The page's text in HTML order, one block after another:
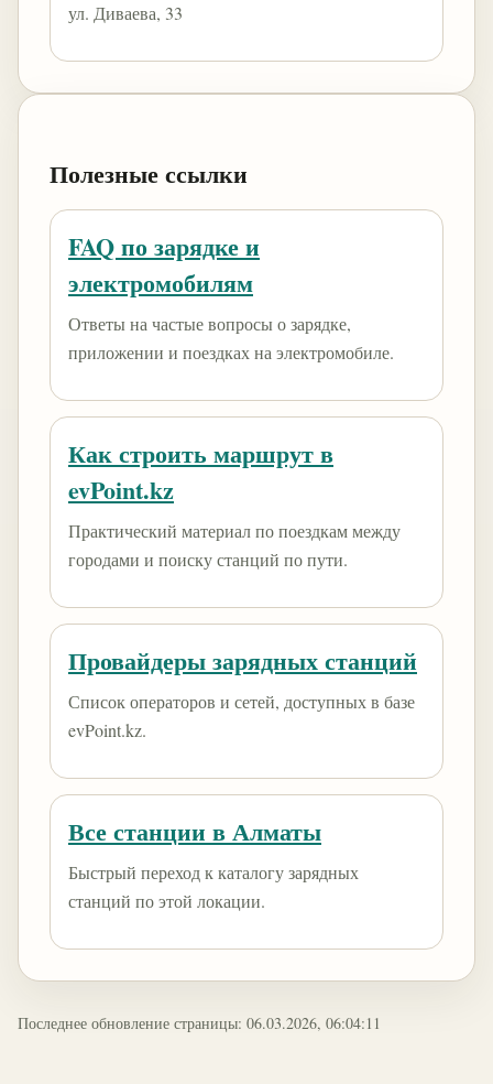
ул. Диваева, 33
Полезные ссылки
FAQ по зарядке и
электромобилям
Ответы на частые вопросы о зарядке,
приложении и поездках на электромобиле.
Как строить маршрут в
evPoint.kz
Практический материал по поездкам между
городами и поиску станций по пути.
Провайдеры зарядных станций
Список операторов и сетей, доступных в базе
evPoint.kz.
Все станции в Алматы
Быстрый переход к каталогу зарядных
станций по этой локации.
Последнее обновление страницы: 06.03.2026, 06:04:11